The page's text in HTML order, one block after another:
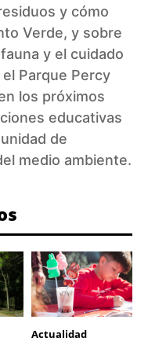
y cómo
Verde, y sobre
y el cuidado
Parque Percy
los próximos
educativas
de
medio ambiente.
Actualidad